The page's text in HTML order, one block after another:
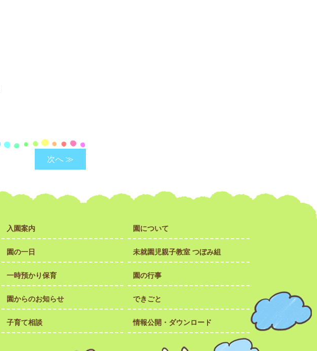
次へ ≫
入園案内 園について
園の一日 未就園児親子教室 つぼみ組
一時預かり保育 園の行事
園からのお知らせ できごと
子育て相談 情報公開・ダウンロード